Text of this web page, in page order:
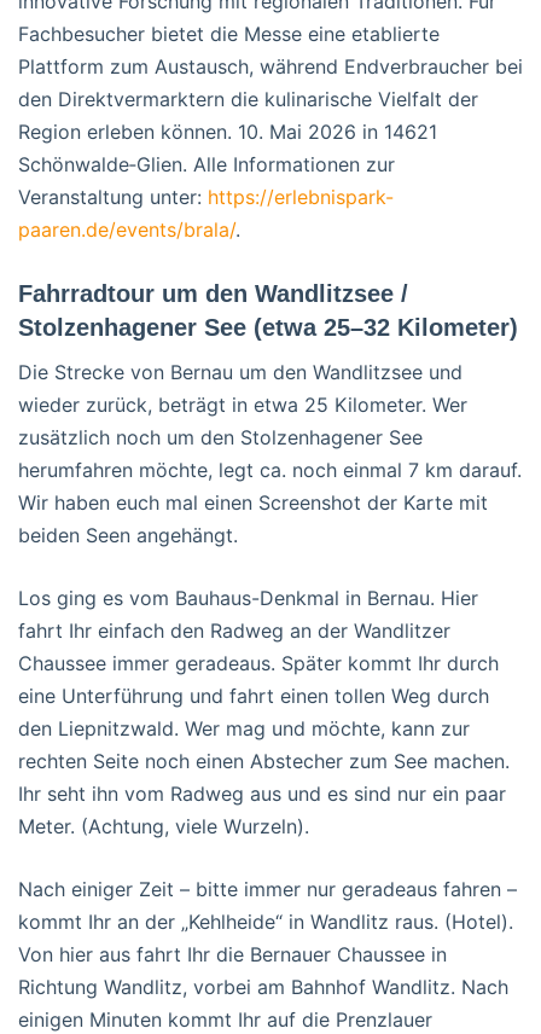
Fachbesucher bietet die Messe eine etablierte
Plattform zum Austausch, während Endverbraucher bei
den Direktvermarktern die kulinarische Vielfalt der
Region erleben können. 10. Mai 2026 in 14621
Schönwalde‑Glien. Alle Informationen zur
Veranstaltung unter: https://erlebnispark-
paaren.de/events/brala/.
Fahrradtour um den Wandlitzsee /
Stolzenhagener See (etwa 25–32 Kilometer)
Die Strecke von Bernau um den Wandlitzsee und
wieder zurück, beträgt in etwa 25 Kilometer. Wer
zusätzlich noch um den Stolzenhagener See
herumfahren möchte, legt ca. noch einmal 7 km darauf.
Wir haben euch mal einen Screenshot der Karte mit
beiden Seen angehängt.
Los ging es vom Bauhaus-Denkmal in Bernau. Hier
fahrt Ihr einfach den Radweg an der Wandlitzer
Chaussee immer geradeaus. Später kommt Ihr durch
eine Unterführung und fahrt einen tollen Weg durch
den Liepnitzwald. Wer mag und möchte, kann zur
rechten Seite noch einen Abstecher zum See machen.
Ihr seht ihn vom Radweg aus und es sind nur ein paar
Meter. (Achtung, viele Wurzeln).
Nach einiger Zeit – bitte immer nur geradeaus fahren –
kommt Ihr an der „Kehlheide“ in Wandlitz raus. (Hotel).
Von hier aus fahrt Ihr die Bernauer Chaussee in
Richtung Wandlitz, vorbei am Bahnhof Wandlitz. Nach
einigen Minuten kommt Ihr auf die Prenzlauer